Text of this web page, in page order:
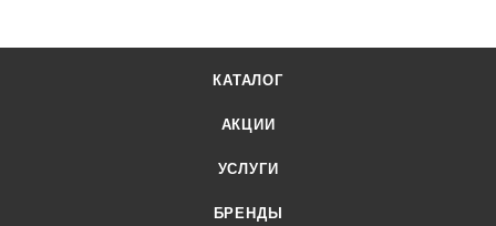
КАТАЛОГ
АКЦИИ
УСЛУГИ
БРЕНДЫ